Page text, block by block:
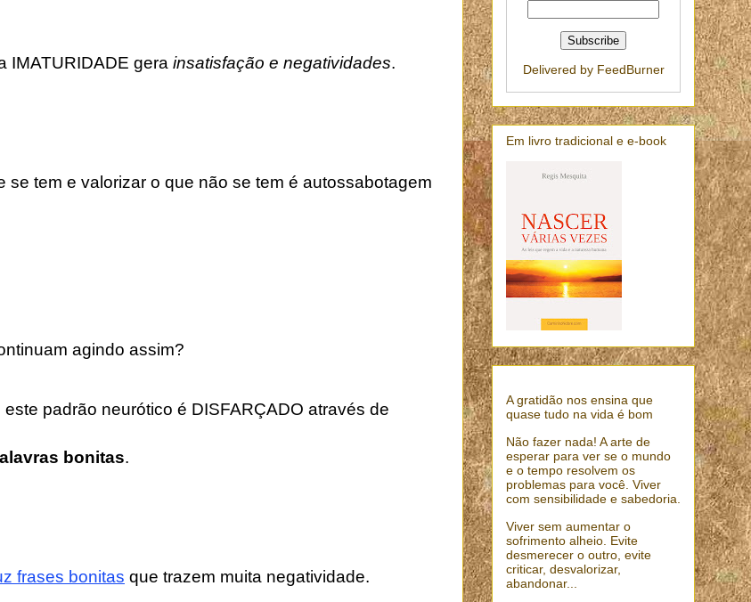
IMATURIDADE gera insatisfação e negatividades.
se tem e valorizar o que não se tem é autossabotagem
agindo assim?
padrão neurótico é DISFARÇADO através de
bonitas.
frases bonitas que trazem muita negatividade.
Delivered by FeedBurner
Em livro tradicional e e-book
A gratidão nos ensina que
quase tudo na vida é bom
Não fazer nada! A arte de
esperar para ver se o mundo
e o tempo resolvem os
problemas para você. Viver
com sensibilidade e sabedoria.
Viver sem aumentar o
sofrimento alheio. Evite
desmerecer o outro, evite
criticar, desvalorizar,
abandonar...